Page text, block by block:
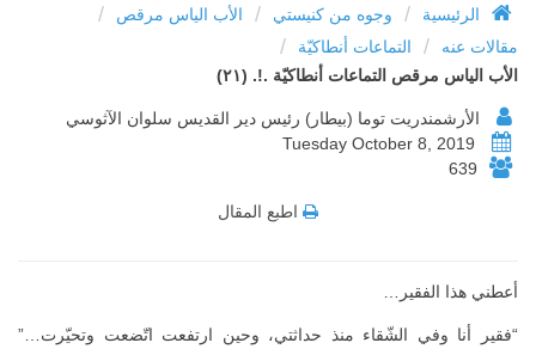
الرئيسية / وجوه من كنيستي / الأب الياس مرقص /
مقالات عنه / التماعات أنطاكيّة /
الأب الياس مرقص التماعات أنطاكيّة .!. (٢١)
الأرشمندريت توما (بيطار) رئيس دير القديس سلوان الآثوسي
639
اطبع المقال
أعطني هذا الفقير…
“فقير أنا وفي الشّقاء منذ حداثتي، وحين ارتفعت اتّضعت وتحيّرت…”